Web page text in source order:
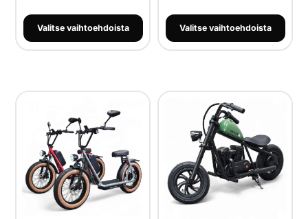
Valitse vaihtoehdoista Valitse vaihtoehdoista